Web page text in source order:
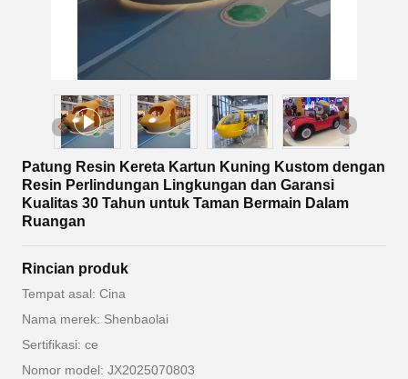
Patung Resin Kereta Kartun Kuning Kustom dengan
Resin Perlindungan Lingkungan dan Garansi
Kualitas 30 Tahun untuk Taman Bermain Dalam
Ruangan
Rincian produk
Tempat asal: Cina
Nama merek: Shenbaolai
Sertifikasi: ce
Nomor model: JX2025070803